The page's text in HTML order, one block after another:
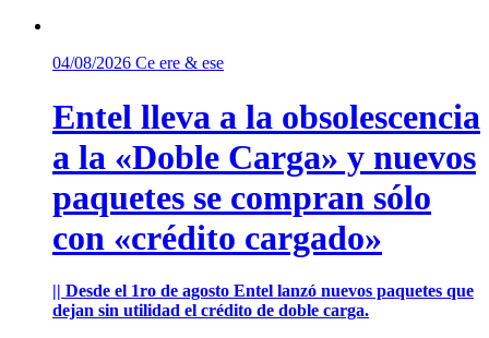
04/08/2026 Ce ere & ese
Entel lleva a la obsolescencia
a la «Doble Carga» y nuevos
paquetes se compran sólo
con «crédito cargado»
|| Desde el 1ro de agosto Entel lanzó nuevos paquetes que
dejan sin utilidad el crédito de doble carga.